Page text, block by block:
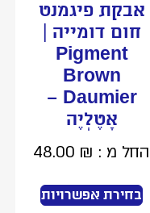
אבקת פיגמנט
חום דומייה |
Pigment
Brown
Daumier –
אָטֶלְיֶה
החל מ : 48.00₪
בחירת אפשרויות